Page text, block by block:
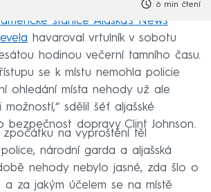
6 min čtení
stanice Alaska's News
havaroval vrtulník v sobotu
hodinou večerní tamního času.
se k místu nemohla policie
ohledání místa nehody už ale
sdělil šéf aljašské
bezpečnost dopravy Clint Johnson.
zpočátku na vyproštění těl
národní garda a aljašská
nehody nebylo jasné, zda šlo o
a za jakým účelem se na místě